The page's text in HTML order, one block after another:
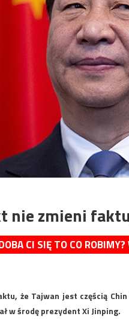
nie zmieni
CI SIĘ TO CO
że Tajwan jest częścią
w środę prezydent Xi Jinping.